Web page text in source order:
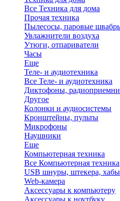
Все Техника для дома
Прочая техника
Пылесосы, паровые
Увлажнители воздуха
Утюги, отпариватели
Часы
Еще
Теле- и аудиотехника
Все Теле- и аудиотехника
Диктофоны,
Другое
Колонки и аудиосистемы
Кронштейны, пульты
Микрофоны
Наушники
Еще
Компьютерная техника
Все Компьютерная техника
USB шнуры, штекера, хабы
Web-камера
Аксессуары к компьютеру
Аксессуары к ноутбуку